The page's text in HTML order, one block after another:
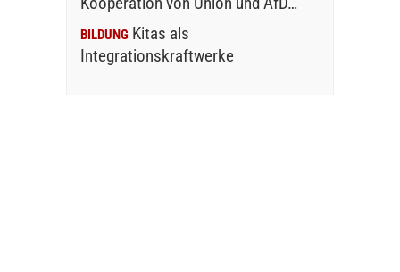
BILDUNG Kitas als
Integrationskraftwerke